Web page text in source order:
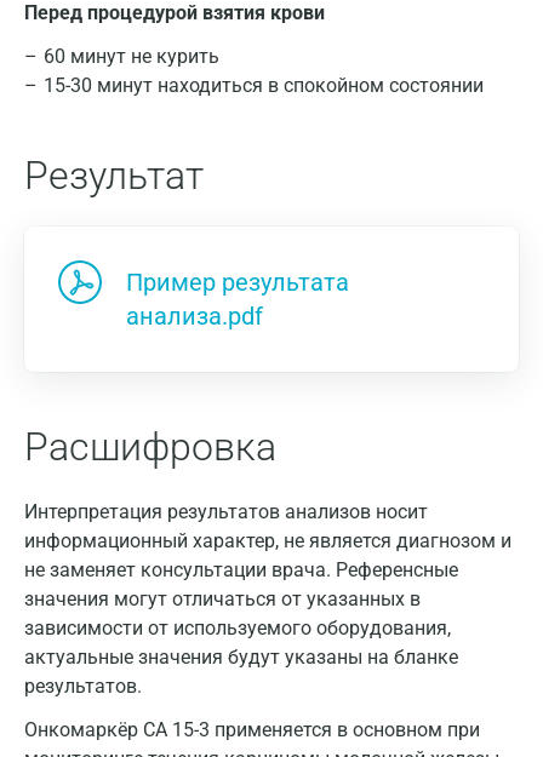
Перед процедурой взятия крови
60 минут не курить
15-30 минут находиться в спокойном состоянии
Результат
Пример результата
анализа.pdf
Расшифровка
Интерпретация результатов анализов носит
информационный характер, не является диагнозом и
не заменяет консультации врача. Референсные
значения могут отличаться от указанных в
зависимости от используемого оборудования,
актуальные значения будут указаны на бланке
результатов.
Онкомаркёр CA 15-3 применяется в основном при